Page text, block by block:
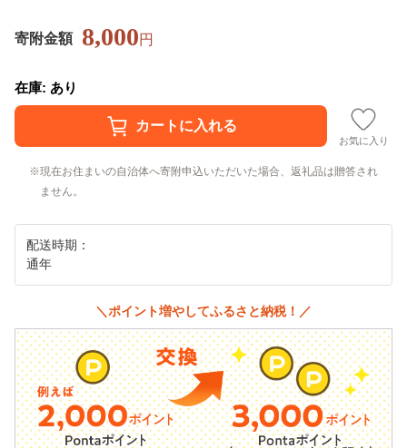
寄附金額 8,000円
在庫: あり
お気に入り
現在お住まいの自治体へ寄附申込いただいた場合、返礼品は贈答され
ません。
配送時期：
通年
＼ポイント増やしてふるさと納税！／